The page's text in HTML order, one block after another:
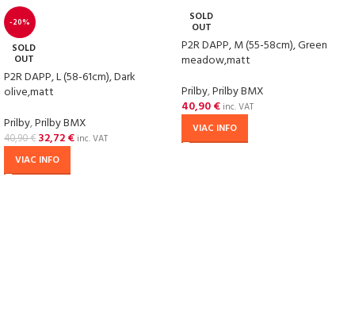
-20%
SOLD
OUT
P2R DAPP, L (58-61cm), Dark
olive,matt
Prilby,Prilby BMX
40,90€ 32,72€ inc. VAT
VIAC INFO
SOLD
OUT
P2R DAPP, M (55-58cm), Green
meadow,matt
Prilby,Prilby BMX
40,90€ inc. VAT
VIAC INFO